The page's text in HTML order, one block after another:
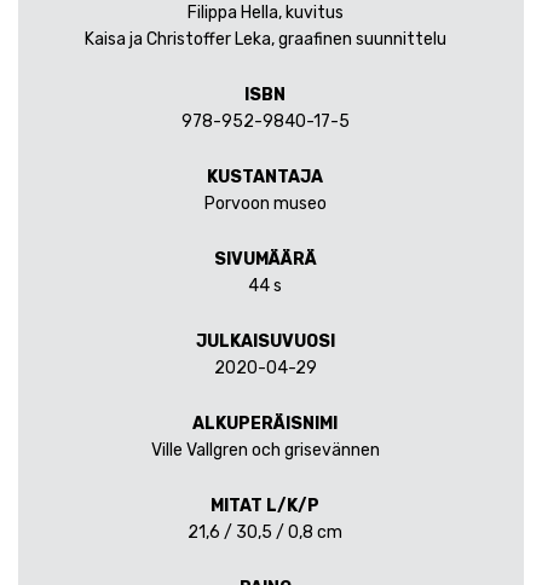
Filippa Hella, kuvitus
Kaisa ja Christoffer Leka, graafinen suunnittelu
ISBN
978-952-9840-17-5
KUSTANTAJA
Porvoon museo
SIVUMÄÄRÄ
44 s
JULKAISUVUOSI
2020-04-29
ALKUPERÄISNIMI
Ville Vallgren och grisevännen
MITAT L/K/P
21,6 / 30,5 / 0,8 cm